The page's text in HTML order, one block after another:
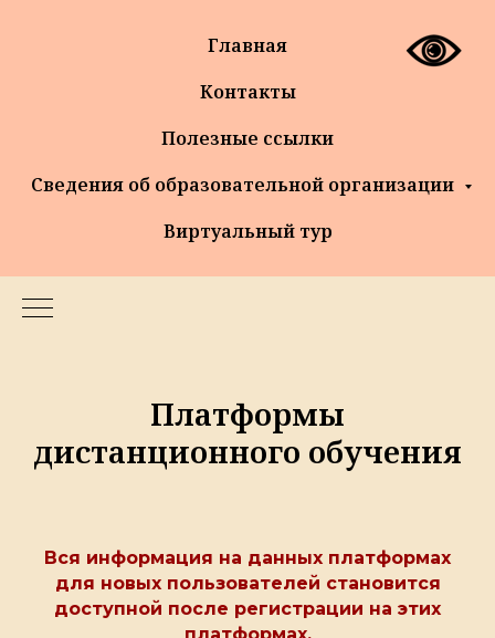
Главная
Контакты
Полезные ссылки
Сведения об образовательной организации
Виртуальный тур
Платформы
дистанционного обучения
Вся информация на данных платформах
для новых пользователей становится
доступной после регистрации на этих